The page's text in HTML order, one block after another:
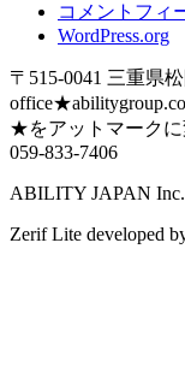
コメントフィ
WordPress.org
〒515-0041 三重県
★をアットマークに
059-833-7406
ABILITY JAPAN Inc.
Zerif Lite developed